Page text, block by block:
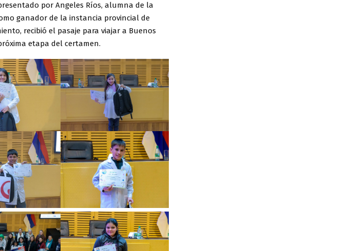
por Angeles Ríos, alumna de la
ganador de la instancia provincial de
recibió el pasaje para viajar a Buenos
etapa del certamen.